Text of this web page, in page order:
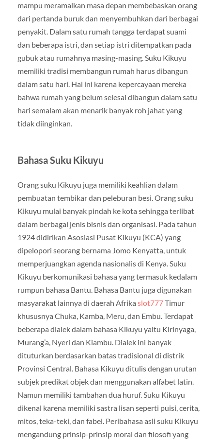
mampu meramalkan masa depan membebaskan orang
dari pertanda buruk dan menyembuhkan dari berbagai
penyakit. Dalam satu rumah tangga terdapat suami
dan beberapa istri, dan setiap istri ditempatkan pada
gubuk atau rumahnya masing-masing. Suku Kikuyu
memiliki tradisi membangun rumah harus dibangun
dalam satu hari. Hal ini karena kepercayaan mereka
bahwa rumah yang belum selesai dibangun dalam satu
hari semalam akan menarik banyak roh jahat yang
tidak diinginkan.
Bahasa Suku Kikuyu
Orang suku Kikuyu juga memiliki keahlian dalam
pembuatan tembikar dan peleburan besi. Orang suku
Kikuyu mulai banyak pindah ke kota sehingga terlibat
dalam berbagai jenis bisnis dan organisasi. Pada tahun
1924 didirikan Asosiasi Pusat Kikuyu (KCA) yang
dipelopori seorang bernama Jomo Kenyatta, untuk
memperjuangkan agenda nasionalis di Kenya. Suku
Kikuyu berkomunikasi bahasa yang termasuk kedalam
rumpun bahasa Bantu. Bahasa Bantu juga digunakan
masyarakat lainnya di daerah Afrika slot777Timur
khususnya Chuka, Kamba, Meru, dan Embu. Terdapat
beberapa dialek dalam bahasa Kikuyu yaitu Kirinyaga,
Murang’a, Nyeri dan Kiambu. Dialek ini banyak
dituturkan berdasarkan batas tradisional di distrik
Provinsi Central. Bahasa Kikuyu ditulis dengan urutan
subjek predikat objek dan menggunakan alfabet latin.
Namun memiliki tambahan dua huruf. Suku Kikuyu
dikenal karena memiliki sastra lisan seperti puisi, cerita,
mitos, teka-teki, dan fabel. Peribahasa asli suku Kikuyu
mengandung prinsip-prinsip moral dan filosofi yang